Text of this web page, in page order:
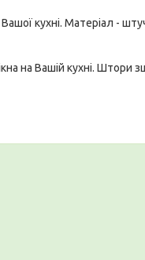
кухні. Матеріал -
на Вашій кухні. Штори